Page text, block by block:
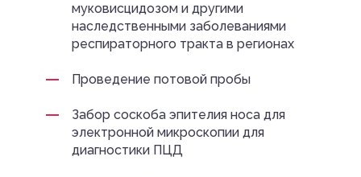
муковисцидозом и другими
наследственными заболеваниями
респираторного тракта в регионах
Проведение потовой пробы
Забор соскоба эпителия носа для
электронной микроскопии для
диагностики ПЦД